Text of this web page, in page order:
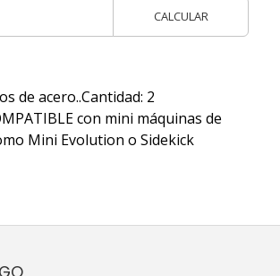
CALCULAR
de acero..Cantidad: 2
con mini máquinas de
Mini Evolution o Sidekick